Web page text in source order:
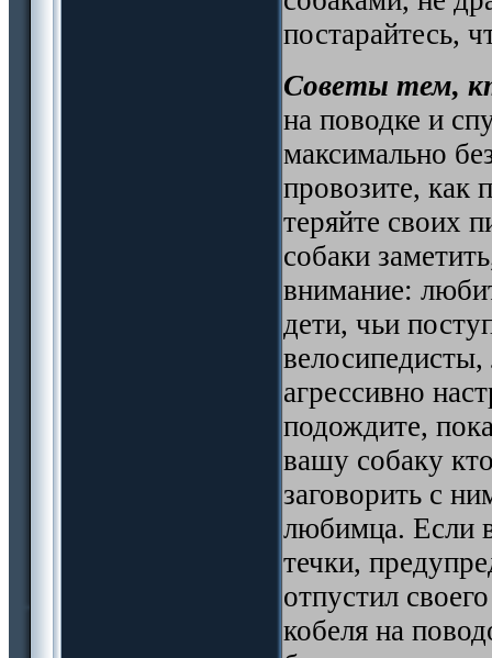
постарайтесь,
Советы тем,
на поводке и
максимально
провозите, как
теряйте своих
собаки
внимание:
дети, чьи
агрессивно
подождите,
вашу собаку
заговорить с
любимца. Если
течки,
отпустил
кобеля на